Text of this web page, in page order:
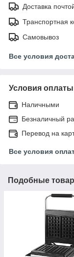
Доставка
Транспортная
Самовывоз
Все условия
Условия оплаты
Наличными
Безналичный
Перевод на
Все условия
Подобные